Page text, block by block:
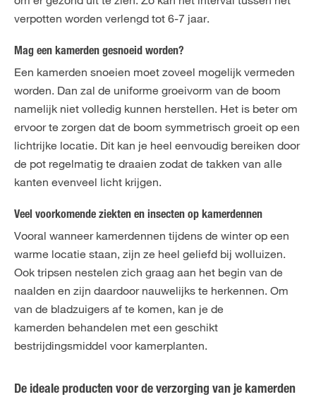
verpotten worden verlengd tot 6-7 jaar.
Mag een kamerden gesnoeid worden?
Een kamerden snoeien moet zoveel mogelijk vermeden
worden. Dan zal de uniforme groeivorm van de boom
namelijk niet volledig kunnen herstellen. Het is beter om
ervoor te zorgen dat de boom symmetrisch groeit op een
lichtrijke locatie. Dit kan je heel eenvoudig bereiken door
de pot regelmatig te draaien zodat de takken van alle
kanten evenveel licht krijgen.
Veel voorkomende ziekten en insecten op kamerdennen
Vooral wanneer kamerdennen tijdens de winter op een
warme locatie staan, zijn ze heel geliefd bij wolluizen.
Ook tripsen nestelen zich graag aan het begin van de
naalden en zijn daardoor nauwelijks te herkennen. Om
van de bladzuigers af te komen, kan je de
kamerden behandelen met een geschikt
bestrijdingsmiddel voor kamerplanten.
De ideale producten voor de verzorging van je kamerden